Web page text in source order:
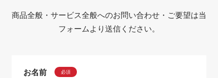
商品全般・サービス全般へのお問い合わせ・ご要望は当
フォームより送信ください。
お名前 必須